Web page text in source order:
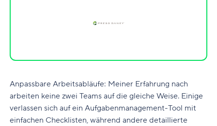
Anpassbare Arbeitsabläufe: Meiner Erfahrung nach
arbeiten keine zwei Teams auf die gleiche Weise. Einige
verlassen sich auf ein Aufgabenmanagement-Tool mit
einfachen Checklisten, während andere detaillierte